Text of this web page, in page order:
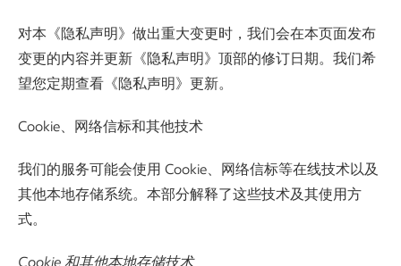
对本《隐私声明》做出重大变更时，我们会在本页面发布
变更的内容并更新《隐私声明》顶部的修订日期。我们希
望您定期查看《隐私声明》更新。
Cookie、网络信标和其他技术
我们的服务可能会使用 Cookie、网络信标等在线技术以及
其他本地存储系统。本部分解释了这些技术及其使用方
式。
Cookie 和其他本地存储技术